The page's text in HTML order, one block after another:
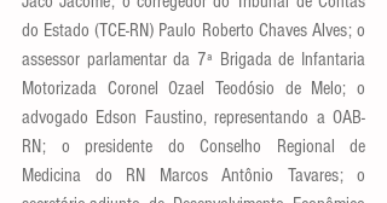
do Estado (TCE-RN) Paulo Roberto Chaves Alves; o
assessor parlamentar da 7ª Brigada de Infantaria
Motorizada Coronel Ozael Teodósio de Melo; o
advogado Edson Faustino, representando a OAB-
RN; o presidente do Conselho Regional de
Medicina do RN Marcos Antônio Tavares; o